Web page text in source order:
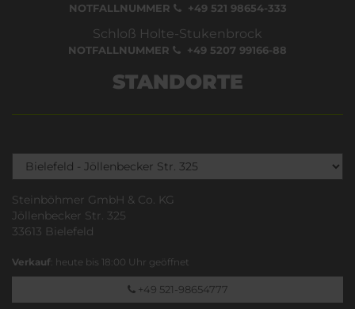
NOTFALLNUMMER +49 521 98654-333
Schloß Holte-Stukenbrock
NOTFALLNUMMER +49 5207 99166-88
STANDORTE
Steinböhmer GmbH & Co. KG
Jöllenbecker Str. 325
33613 Bielefeld
Verkauf: heute bis 18:00 Uhr geöffnet
+49 521-98654777